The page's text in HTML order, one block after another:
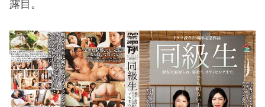
露目。